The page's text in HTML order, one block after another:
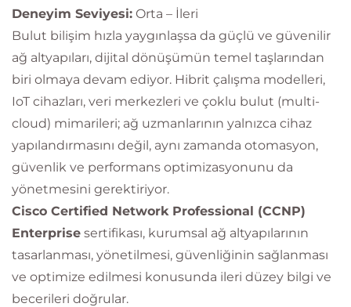
Deneyim Seviyesi: Orta – İleri
Bulut bilişim hızla yaygınlaşsa da güçlü ve güvenilir
ağ altyapıları, dijital dönüşümün temel taşlarından
biri olmaya devam ediyor. Hibrit çalışma modelleri,
IoT cihazları, veri merkezleri ve çoklu bulut (multi-
cloud) mimarileri; ağ uzmanlarının yalnızca cihaz
yapılandırmasını değil, aynı zamanda otomasyon,
güvenlik ve performans optimizasyonunu da
yönetmesini gerektiriyor.
Cisco Certified Network Professional (CCNP)
Enterprise sertifikası, kurumsal ağ altyapılarının
tasarlanması, yönetilmesi, güvenliğinin sağlanması
ve optimize edilmesi konusunda ileri düzey bilgi ve
becerileri doğrular.